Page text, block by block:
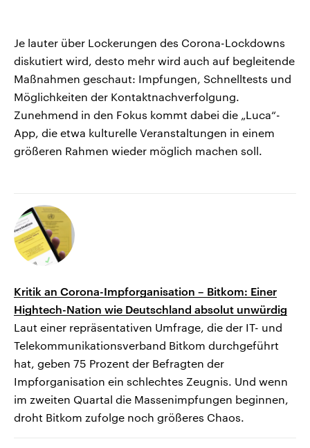
Je lauter über Lockerungen des Corona-Lockdowns
diskutiert wird, desto mehr wird auch auf begleitende
Maßnahmen geschaut: Impfungen, Schnelltests und
Möglichkeiten der Kontaktnachverfolgung.
Zunehmend in den Fokus kommt dabei die „Luca“-
App, die etwa kulturelle Veranstaltungen in einem
größeren Rahmen wieder möglich machen soll.
Kritik an Corona-Impforganisation – Bitkom: Einer
Hightech-Nation wie Deutschland absolut unwürdig
Laut einer repräsentativen Umfrage, die der IT- und
Telekommunikationsverband Bitkom durchgeführt
hat, geben 75 Prozent der Befragten der
Impforganisation ein schlechtes Zeugnis. Und wenn
im zweiten Quartal die Massenimpfungen beginnen,
droht Bitkom zufolge noch größeres Chaos.